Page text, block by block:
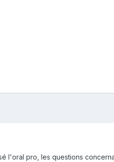
l'oral pro, les questions